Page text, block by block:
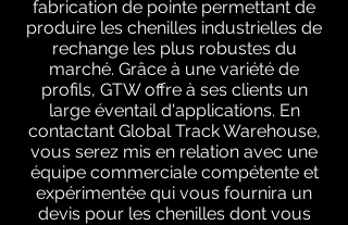
fabrication de pointe permettant de
produire les chenilles industrielles de
rechange les plus robustes du
marché. Grâce à une variété de
profils, GTW offre à ses clients un
large éventail d'applications. En
contactant Global Track Warehouse,
vous serez mis en relation avec une
équipe commerciale compétente et
expérimentée qui vous fournira un
devis pour les chenilles dont vous